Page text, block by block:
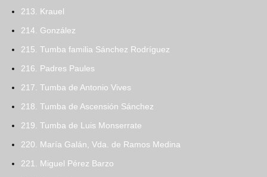
213. Krauel
214. González
215. Tumba familia Sánchez Rodríguez
216. Padres Paules
217. Tumba de Antonio Vives
218. Tumba de Ascensión Sánchez
219. Tumba de Luis Monserrate
220. María Galán, Vda. de Ramos Medina
221. Miguel Pérez Barzo